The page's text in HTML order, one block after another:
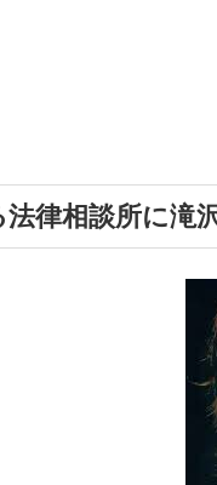
律相談所に滝